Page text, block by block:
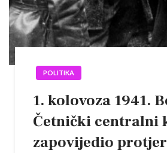
POLITIKA
1. kolovoza 1941.
Četnički centralni
zapovijedio